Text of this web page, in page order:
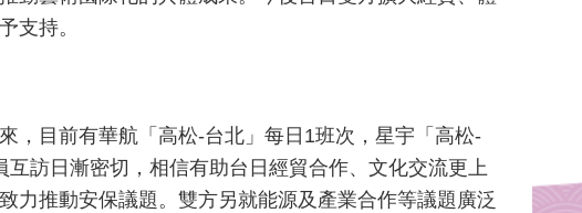
支持。
，目前有華航「高松-台北」每日1班次，星宇「高松-
訪日漸密切，相信有助台日經貿合作、文化交流更上
力推動安保議題。雙方另就能源及產業合作等議題廣泛